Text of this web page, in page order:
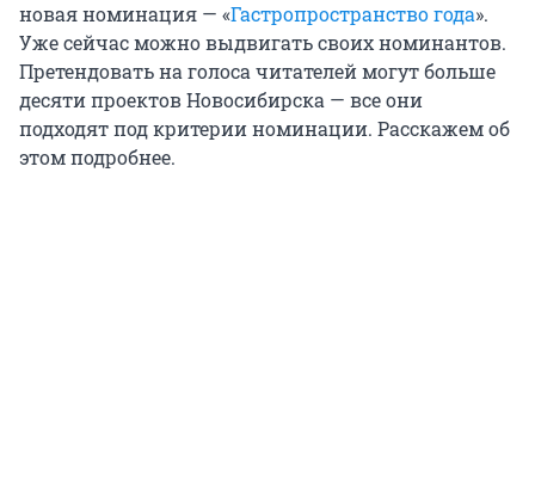
новая номинация — «Гастропространство года».
Уже сейчас можно выдвигать своих номинантов.
Претендовать на голоса читателей могут больше
десяти проектов Новосибирска — все они
подходят под критерии номинации. Расскажем об
этом подробнее.